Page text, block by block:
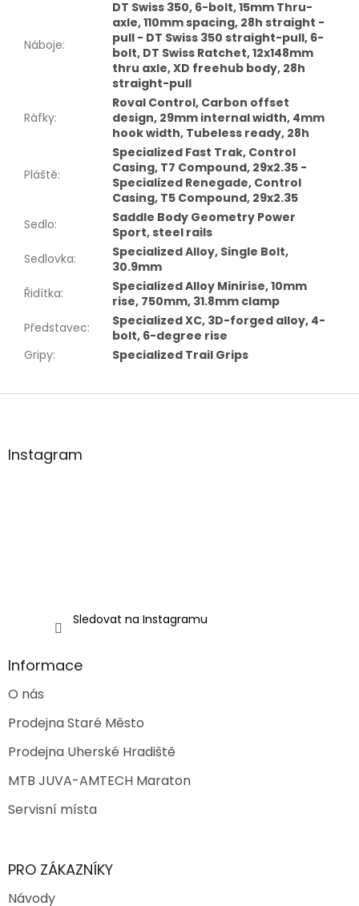
Náboje:
DT Swiss 350, 6-bolt, 15mm Thru-
axle, 110mm spacing, 28h straight -
pull - DT Swiss 350 straight-pull, 6-
bolt, DT Swiss Ratchet, 12x148mm
thru axle, XD freehub body, 28h
straight-pull
Ráfky:
Roval Control, Carbon offset
design, 29mm internal width, 4mm
hook width, Tubeless ready, 28h
Pláště:
Specialized Fast Trak, Control
Casing, T7 Compound, 29x2.35 -
Specialized Renegade, Control
Casing, T5 Compound, 29x2.35
Sedlo:
Saddle Body Geometry Power
Sport, steel rails
Sedlovka:
Specialized Alloy, Single Bolt,
30.9mm
Řidítka:
Specialized Alloy Minirise, 10mm
rise, 750mm, 31.8mm clamp
Představec:
Specialized XC, 3D-forged alloy, 4-
bolt, 6-degree rise
Gripy: Specialized Trail Grips
Z
aInstagram
Sledovat na Instagramu
Informace
O nás
Prodejna Staré Město
Prodejna Uherské Hradiště
MTB JUVA-AMTECH Maraton
Servisní místa
PRO ZÁKAZNÍKY
Návody